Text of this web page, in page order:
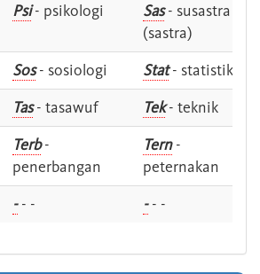
Psi- psikologi Sas- susastra -
(sastra)
Sos- sosiologi Stat- statistik
Tas- tasawuf Tek- teknik
Terb-
penerbangan
Tern-
peternakan
-- - -- -